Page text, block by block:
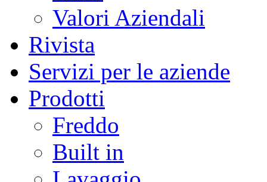
Valori Aziendali
Rivista
Servizi per le aziende
Prodotti
Freddo
Built in